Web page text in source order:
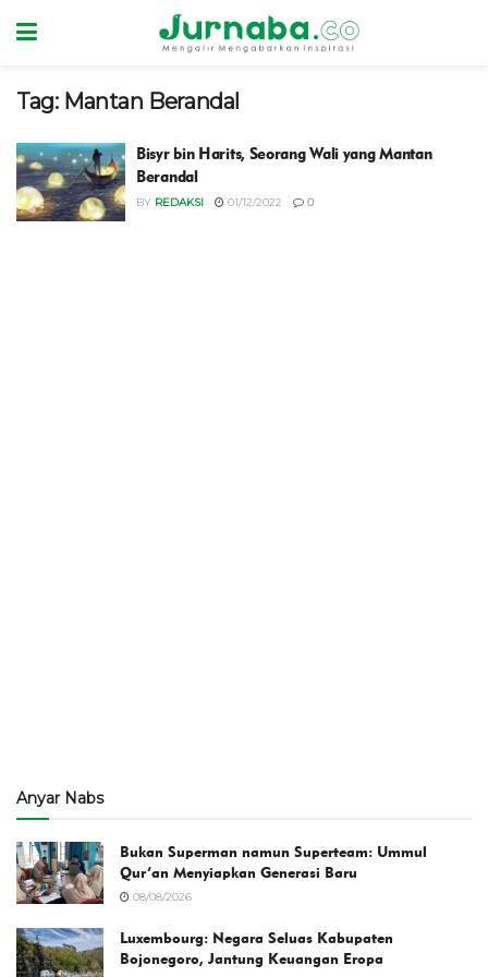
Tag: Mantan Berandal
Bisyr bin Harits, Seorang Wali yang Mantan
Berandal
BY REDAKSI 01/12/2022 0
Anyar Nabs
Bukan Superman namun Superteam: Ummul
Qur’an Menyiapkan Generasi Baru
08/08/2026
Luxembourg: Negara Seluas Kabupaten
Bojonegoro, Jantung Keuangan Eropa